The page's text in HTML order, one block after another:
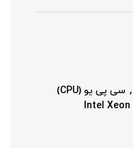
,
سی پی یو (CPU)